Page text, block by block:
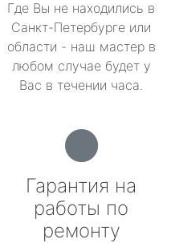
Где Вы не находились в
Санкт-Петербурге или
области - наш мастер в
любом случае будет у
Вас в течении часа.
Гарантия на
работы по
ремонту